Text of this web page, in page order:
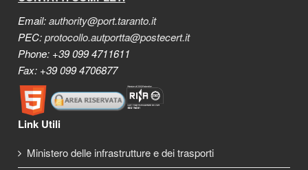
Email:authority@port.taranto.it
PEC:protocollo.autportta@postecert.it
Phone: +39 099 4711611
Fax: +39 099 4706877
Link Utili
Ministero delle infrastrutture e dei trasporti